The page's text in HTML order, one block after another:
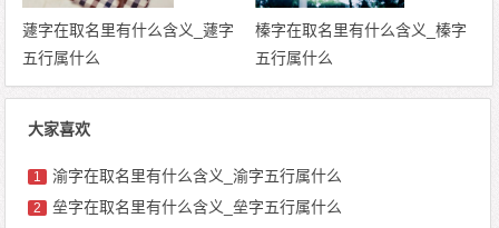
蘧字在取名里有什么含义_蘧字
五行属什么
榛字在取名里有什么含义_榛字
五行属什么
大家喜欢
1 渝字在取名里有什么含义_渝字五行属什么
2 垒字在取名里有什么含义_垒字五行属什么